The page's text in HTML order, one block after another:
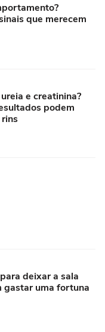
que merecem
e creatinina?
podem
deixar a sala
gastar uma fortuna